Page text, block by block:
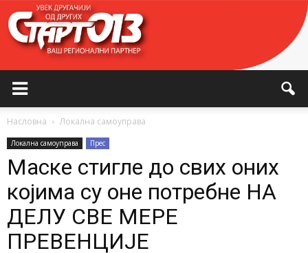
Насловна Локална самоуправа
Локална самоуправа Прес
Маске стигле до свих оних
којима су оне потребне НА
ДЕЛУ СВЕ МЕРЕ
ПРЕВЕНЦИЈЕ